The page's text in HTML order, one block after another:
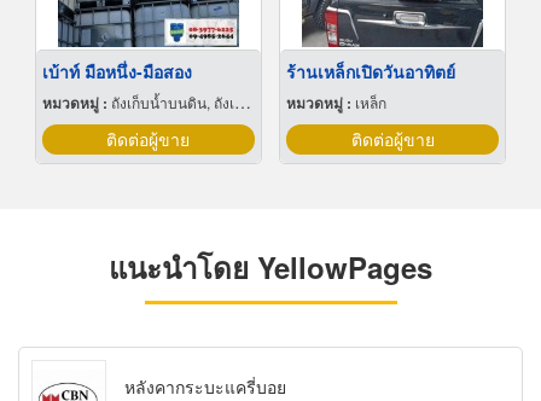
เบ้าท์ มือหนึ่ง-มือสอง
หมวดหมู่ : ถังเก็บน้ำบนดิน, ถังเก็บน้ำ
ติดต่อผู้ขาย
ร้านเหล็กเปิดวันอาทิตย์
หมวดหมู่ : เหล็ก
ติดต่อผู้ขาย
แนะนำโดย YellowPages
หลังคากระบะแครี่บอย